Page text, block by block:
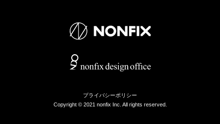
プライバシーポリシー
Copyright © 2021 nonfix Inc. All rights reserved.